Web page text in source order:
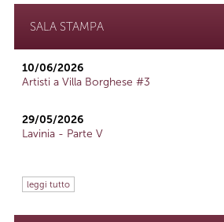
SALA STAMPA
10/06/2026
Artisti a Villa Borghese #3
29/05/2026
Lavinia - Parte V
leggi tutto